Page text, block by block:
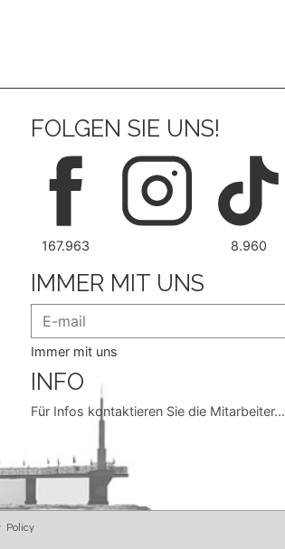
FOLGEN SIE UNS!
167.963 8.960
IMMER MIT UNS
Immer mit uns
INFO
Für Infos kontaktieren Sie die Mitarbeiter...
Policy